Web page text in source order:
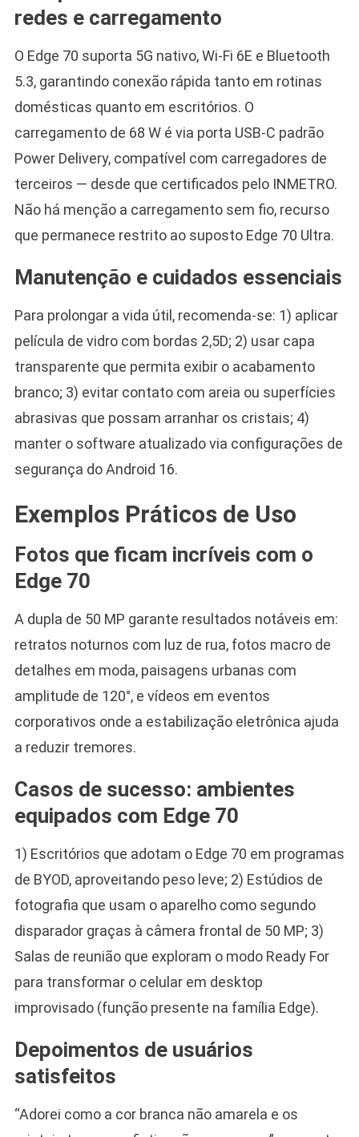
redes e carregamento
O Edge 70 suporta 5G nativo, Wi-Fi 6E e Bluetooth
5.3, garantindo conexão rápida tanto em rotinas
domésticas quanto em escritórios. O
carregamento de 68 W é via porta USB-C padrão
Power Delivery, compatível com carregadores de
terceiros — desde que certificados pelo INMETRO.
Não há menção a carregamento sem fio, recurso
que permanece restrito ao suposto Edge 70 Ultra.
Manutenção e cuidados essenciais
Para prolongar a vida útil, recomenda-se: 1) aplicar
película de vidro com bordas 2,5D; 2) usar capa
transparente que permita exibir o acabamento
branco; 3) evitar contato com areia ou superfícies
abrasivas que possam arranhar os cristais; 4)
manter o software atualizado via configurações de
segurança do Android 16.
Exemplos Práticos de Uso
Fotos que ficam incríveis com o
Edge 70
A dupla de 50 MP garante resultados notáveis em:
retratos noturnos com luz de rua, fotos macro de
detalhes em moda, paisagens urbanas com
amplitude de 120°, e vídeos em eventos
corporativos onde a estabilização eletrônica ajuda
a reduzir tremores.
Casos de sucesso: ambientes
equipados com Edge 70
1) Escritórios que adotam o Edge 70 em programas
de BYOD, aproveitando peso leve; 2) Estúdios de
fotografia que usam o aparelho como segundo
disparador graças à câmera frontal de 50 MP; 3)
Salas de reunião que exploram o modo Ready For
para transformar o celular em desktop
improvisado (função presente na família Edge).
Depoimentos de usuários
satisfeitos
“Adorei como a cor branca não amarela e os